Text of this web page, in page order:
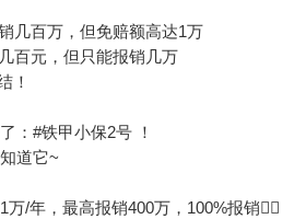
几百万，但免赔额高达1万
百元，但只能报销几万
！
：#铁甲小保2号 ！
道它~
万/年，最高报销400万，100%报销👍🏻